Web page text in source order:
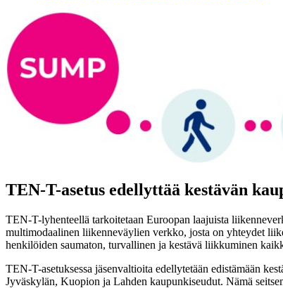
TEN-T-asetus edellyttää kestävän
TEN-T-lyhenteellä tarkoitetaan Euroopan laajuista
multimodaalinen liikenneväylien verkko, josta on yhteydet
henkilöiden saumaton, turvallinen ja kestävä liikkuminen
TEN-T-asetuksessa jäsenvaltioita edellytetään edistämään
Jyväskylän, Kuopion ja Lahden kaupunkiseudut. Nämä